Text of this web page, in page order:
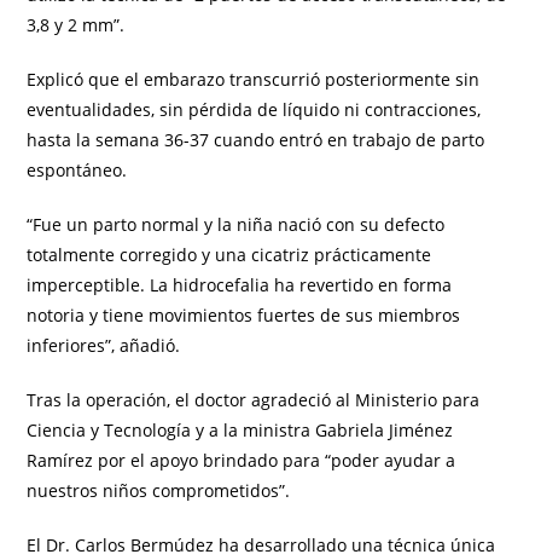
3,8 y 2 mm”.
Explicó que el embarazo transcurrió posteriormente sin
eventualidades, sin pérdida de líquido ni contracciones,
hasta la semana 36-37 cuando entró en trabajo de parto
espontáneo.
“Fue un parto normal y la niña nació con su defecto
totalmente corregido y una cicatriz prácticamente
imperceptible. La hidrocefalia ha revertido en forma
notoria y tiene movimientos fuertes de sus miembros
inferiores”, añadió.
Tras la operación, el doctor agradeció al Ministerio para
Ciencia y Tecnología y a la ministra Gabriela Jiménez
Ramírez por el apoyo brindado para “poder ayudar a
nuestros niños comprometidos”.
El Dr. Carlos Bermúdez ha desarrollado una técnica única